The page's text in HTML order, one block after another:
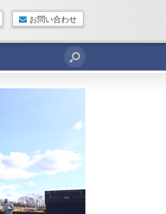
お問い合わせ